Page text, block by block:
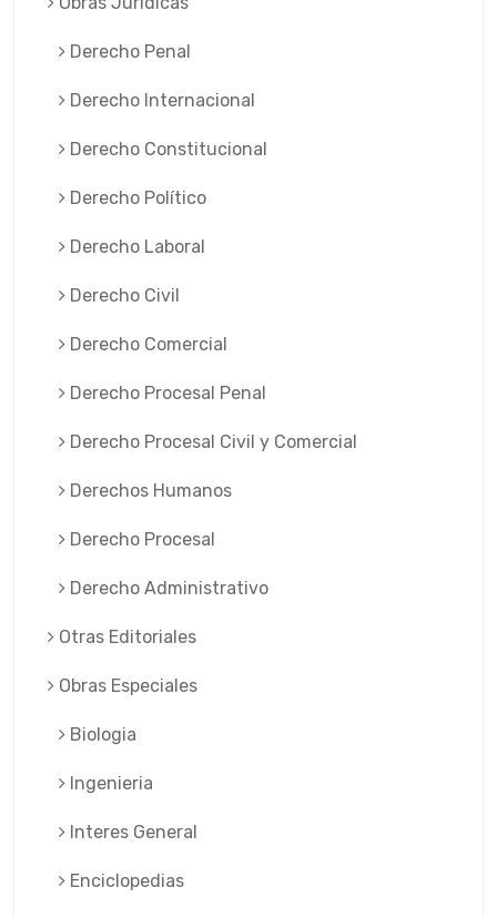
Derecho Penal
Derecho Internacional
Derecho Constitucional
Derecho Político
Derecho Laboral
Derecho Civil
Derecho Comercial
Derecho Procesal Penal
Derecho Procesal Civil y Comercial
Derechos Humanos
Derecho Procesal
Derecho Administrativo
Otras Editoriales
Obras Especiales
Biologia
Ingenieria
Interes General
Enciclopedias